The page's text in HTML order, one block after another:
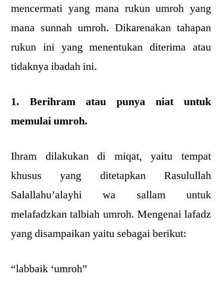
mencermati yang mana rukun umroh yang
mana sunnah umroh. Dikarenakan tahapan
rukun ini yang menentukan diterima atau
tidaknya ibadah ini.
1. Berihram atau punya niat untuk
memulai umroh.
Ihram dilakukan di miqat, yaitu tempat
khusus yang ditetapkan Rasulullah
Salallahu’alayhi wa sallam untuk
melafadzkan talbiah umroh. Mengenai lafadz
yang disampaikan yaitu sebagai berikut:
“labbaik ‘umroh”